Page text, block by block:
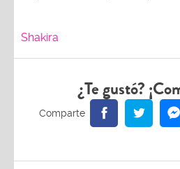
Shakira
¿Te gustó?